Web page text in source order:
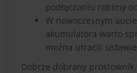
podłączaniu robimy
W nowoczesnym
akumulatora warto
można utracić
Dobrze dobrany